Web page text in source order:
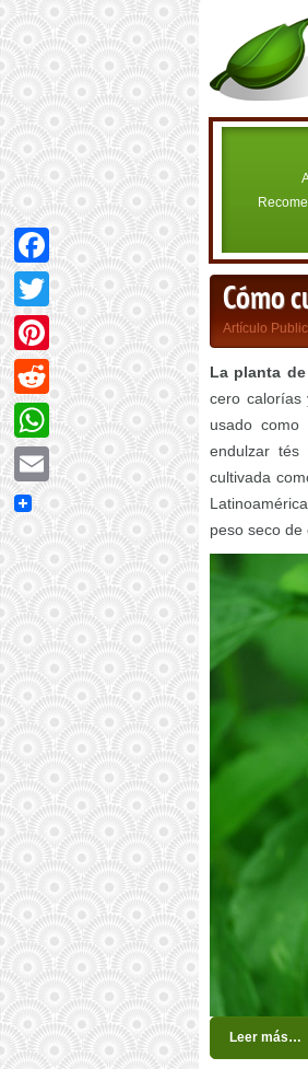
Cómo
Artículo
La planta
cero calorías
usado como
endulzar tés
cultivada
peso seco de
Leer más…
Facebook
Twitter
Pinterest
Reddit
WhatsApp
Email